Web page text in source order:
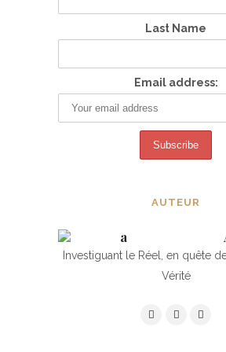
Last Name
Email address:
AUTEUR
Investiguant le Réel, en quête
Vérité